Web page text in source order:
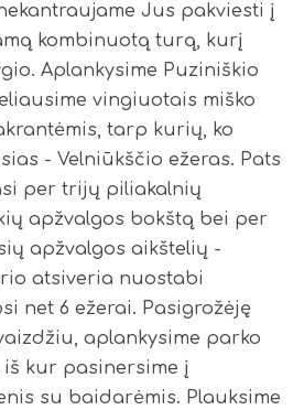
Jus pakviesti į
kombinuotą turą, kurį
Aplankysime Puziniškio
vingiuotais miško
tarp kurių, ko
- Velniūkščio ežeras. Pats
per trijų piliakalnių
apžvalgos bokštą bei per
apžvalgos aikštelių -
atsiveria nuostabi
net 6 ežerai. Pasigrožėję
aplankysime parko
iš kur pasinersime į
su baidarėmis. Plauksime